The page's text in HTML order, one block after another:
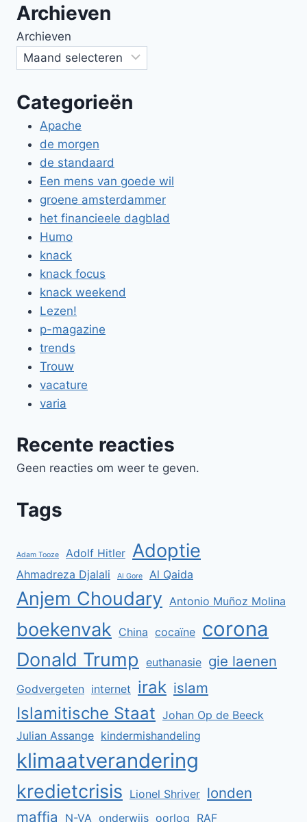
Archieven
Archieven
Categorieën
Apache
de morgen
de standaard
Een mens van goede wil
groene amsterdammer
het financieele dagblad
Humo
knack
knack focus
knack weekend
Lezen!
p-magazine
trends
Trouw
vacature
varia
Recente reacties
Geen reacties om weer te geven.
Tags
Adam Tooze Adolf Hitler Adoptie
Ahmadreza Djalali Al Gore Al Qaida
Anjem Choudary Antonio Muñoz Molina
boekenvak China cocaïne corona
Donald Trump euthanasie gie laenen
Godvergeten internet irak islam
Islamitische Staat Johan Op de Beeck
Julian Assange kindermishandeling
klimaatverandering
kredietcrisis Lionel Shriver londen
maffia
N-VA onderwijs oorlog RAF